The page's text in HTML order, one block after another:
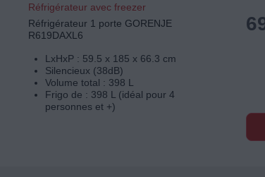
Réfrigérateur avec freezer
Réfrigérateur 1 porte GORENJE
R619DAXL6
LxHxP : 59.5 x 185 x 66.3 cm
Silencieux (38dB)
Volume total : 398 L
Frigo de : 398 L (idéal pour 4
personnes et +)